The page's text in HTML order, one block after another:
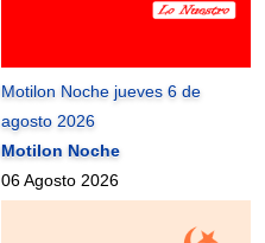
Motilon Noche jueves 6 de
agosto 2026
Motilon Noche
06 Agosto 2026